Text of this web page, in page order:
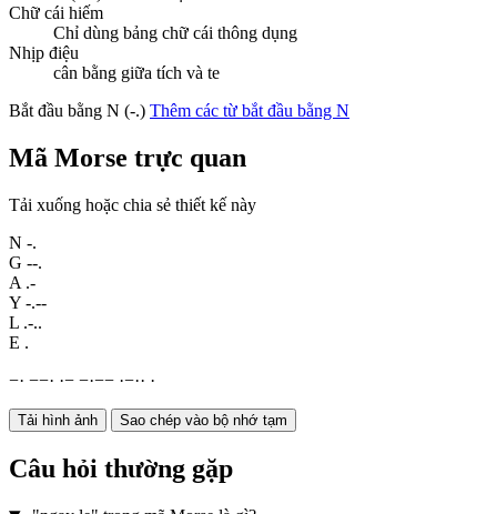
Chữ cái hiếm
Chỉ dùng bảng chữ cái thông dụng
Nhịp điệu
cân bằng giữa tích và te
Bắt đầu bằng N (-.) Thêm các từ bắt đầu bằng N
Mã Morse trực quan
Tải xuống hoặc chia sẻ thiết kế này
N -.
G --.
A .-
Y -.--
L .-..
E .
−· −−· ·− −·−− ·−·· ·
Tải hình ảnh Sao chép vào bộ nhớ tạm
Câu hỏi thường gặp